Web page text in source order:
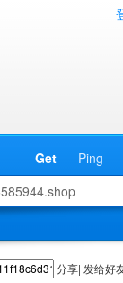
Get Ping
分享| 发给好